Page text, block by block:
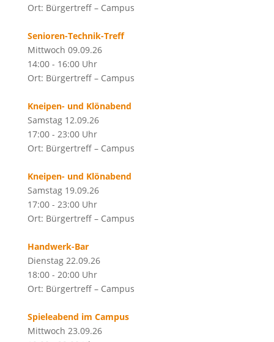
Ort: Bürgertreff – Campus
Senioren-Technik-Treff
Mittwoch 09.09.26
14:00 - 16:00 Uhr
Ort: Bürgertreff – Campus
Kneipen- und Klönabend
Samstag 12.09.26
17:00 - 23:00 Uhr
Ort: Bürgertreff – Campus
Kneipen- und Klönabend
Samstag 19.09.26
17:00 - 23:00 Uhr
Ort: Bürgertreff – Campus
Handwerk-Bar
Dienstag 22.09.26
18:00 - 20:00 Uhr
Ort: Bürgertreff – Campus
Spieleabend im Campus
Mittwoch 23.09.26